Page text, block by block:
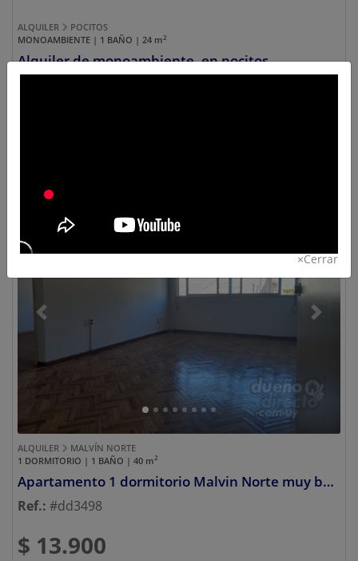
ALQUILER
POCITOS
MONOAMBIENTE | 1 BAÑO | 24 m2
Alquiler de monoambiente, en pocitos
Previous Next
ALQUILER
MALVÍN NORTE
1 DORMITORIO | 1 BAÑO | 40 m2
Apartamento 1 dormitorio Malvin Norte muy buen estado
Ref.: #dd3498
$ 13.900
×Cerrar